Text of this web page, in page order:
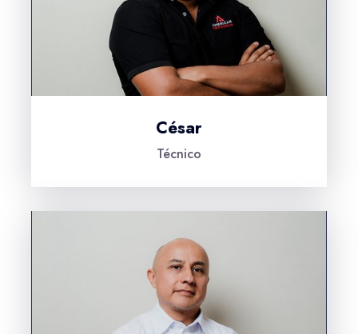
César
Técnico